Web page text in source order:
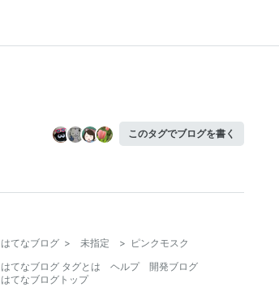
このタグでブログを書く
はてなブログ > 未指定 > ピンクモスク
はてなブログ タグとは
ヘルプ
開発ブログ
はてなブログトップ